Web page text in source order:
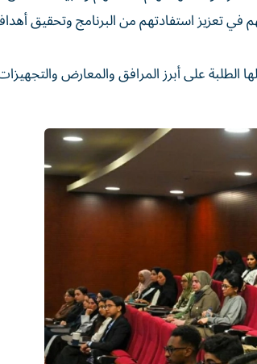
في تعزيز استفادتهم من البرنامج وتحقيق
الطلبة على أبرز المرافق والمعارض